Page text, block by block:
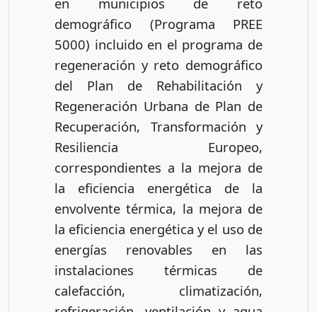
demográfico (Programa PREE
5000) incluido en el programa de
regeneración y reto demográfico
del Plan de Rehabilitación y
Regeneración Urbana de Plan de
Recuperación, Transformación y
Resiliencia Europeo,
correspondientes a la mejora de
la eficiencia energética de la
envolvente térmica, la mejora de
la eficiencia energética y el uso de
energías renovables en las
instalaciones térmicas de
calefacción, climatización,